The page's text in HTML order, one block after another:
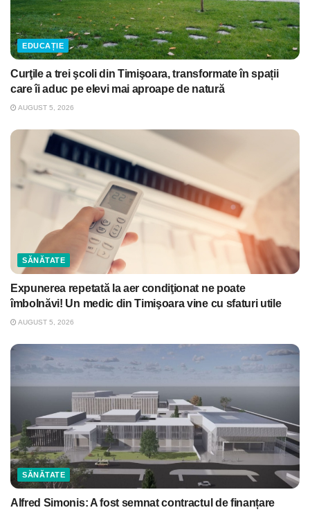
EDUCAȚIE
Curţile a trei şcoli din Timişoara, transformate în spații
care îi aduc pe elevi mai aproape de natură
AUGUST 5, 2026
SĂNĂTATE
Expunerea repetată la aer condiţionat ne poate
îmbolnăvi! Un medic din Timişoara vine cu sfaturi utile
AUGUST 5, 2026
SĂNĂTATE
Alfred Simonis: A fost semnat contractul de finanțare